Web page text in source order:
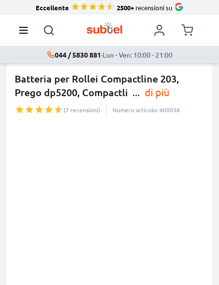
Eccellente 2500+recensioni su
044 / 5830 881·Lun - Ven: 10:00 - 21:00
Batteria per Rollei Compactline 203,
Prego dp5200, Compactli ... di più
(7 recensioni) Numero articolo: 400038